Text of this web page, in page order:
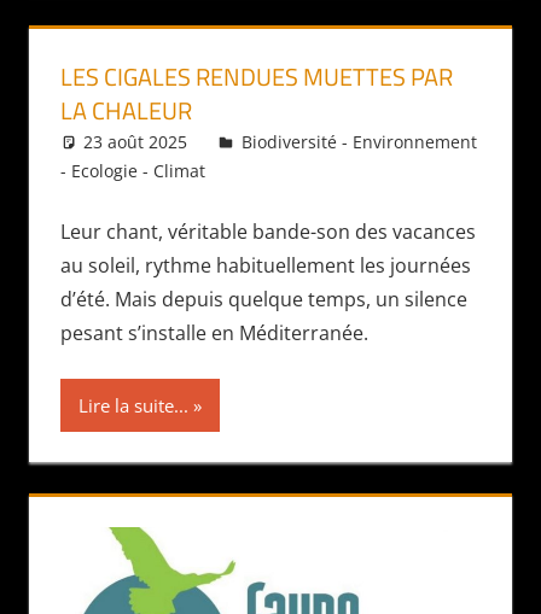
LES CIGALES RENDUES MUETTES PAR
LA CHALEUR
23 août 2025 Daniel
Biodiversité - Environnement
- Ecologie - Climat
Leur chant, véritable bande-son des vacances
au soleil, rythme habituellement les journées
d’été. Mais depuis quelque temps, un silence
pesant s’installe en Méditerranée.
Lire la suite...